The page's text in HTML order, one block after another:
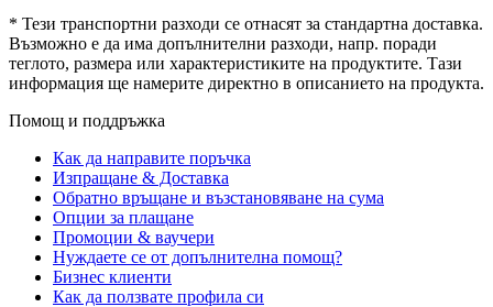
* Тези транспортни разходи се отнасят за стандартна доставка.
Възможно е да има допълнителни разходи, напр. поради
теглото, размера или характеристиките на продуктите. Тази
информация ще намерите директно в описанието на продукта.
Помощ и поддръжка
Как да направите поръчка
Изпращане & Доставка
Обратно връщане и възстановяване на сума
Опции за плащане
Промоции & ваучери
Нуждаете се от допълнителна помощ?
Бизнес клиенти
Как да ползвате профила си